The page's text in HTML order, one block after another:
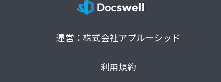
運営：株式会社アプルーシッド
利用規約